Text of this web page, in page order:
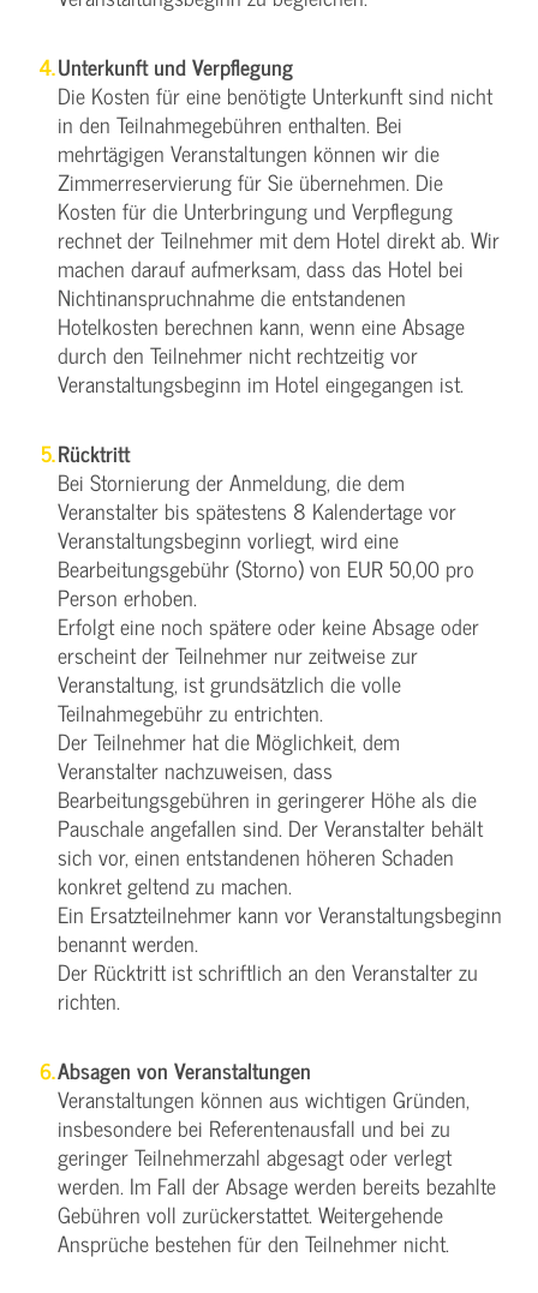
Unterkunft und Verpflegung
Die Kosten für eine benötigte Unterkunft sind nicht
in den Teilnahmegebühren enthalten. Bei
mehrtägigen Veranstaltungen können wir die
Zimmerreservierung für Sie übernehmen. Die
Kosten für die Unterbringung und Verpflegung
rechnet der Teilnehmer mit dem Hotel direkt ab. Wir
machen darauf aufmerksam, dass das Hotel bei
Nichtinanspruchnahme die entstandenen
Hotelkosten berechnen kann, wenn eine Absage
durch den Teilnehmer nicht rechtzeitig vor
Veranstaltungsbeginn im Hotel eingegangen ist.
Rücktritt
Bei Stornierung der Anmeldung, die dem
Veranstalter bis spätestens 8 Kalendertage vor
Veranstaltungsbeginn vorliegt, wird eine
Bearbeitungsgebühr (Storno) von EUR 50,00 pro
Person erhoben.
Erfolgt eine noch spätere oder keine Absage oder
erscheint der Teilnehmer nur zeitweise zur
Veranstaltung, ist grundsätzlich die volle
Teilnahmegebühr zu entrichten.
Der Teilnehmer hat die Möglichkeit, dem
Veranstalter nachzuweisen, dass
Bearbeitungsgebühren in geringerer Höhe als die
Pauschale angefallen sind. Der Veranstalter behält
sich vor, einen entstandenen höheren Schaden
konkret geltend zu machen.
Ein Ersatzteilnehmer kann vor Veranstaltungsbeginn
benannt werden.
Der Rücktritt ist schriftlich an den Veranstalter zu
richten.
Absagen von Veranstaltungen
Veranstaltungen können aus wichtigen Gründen,
insbesondere bei Referentenausfall und bei zu
geringer Teilnehmerzahl abgesagt oder verlegt
werden. Im Fall der Absage werden bereits bezahlte
Gebühren voll zurückerstattet. Weitergehende
Ansprüche bestehen für den Teilnehmer nicht.